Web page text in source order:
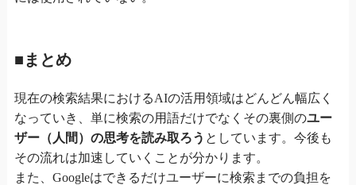
■まとめ
現在の検索結果におけるAIの活用領域はどんどん幅広く
なっていき、単に検索の用語だけでなくその裏側のユー
ザー（人間）の思考を読み取ろう としています。今後も
その流れは加速していくことが分かります。
また、Googleはできるだけユーザーに検索までの負担を